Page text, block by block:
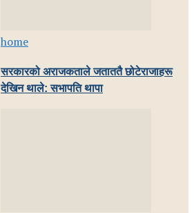
home
सरकारको अराजकताले जताततै छोटेराजाहरू
देखिन थाले: सभापति थापा